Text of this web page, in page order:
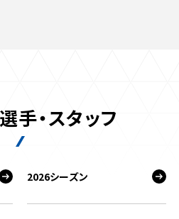
手・スタッフ
2026シーズン